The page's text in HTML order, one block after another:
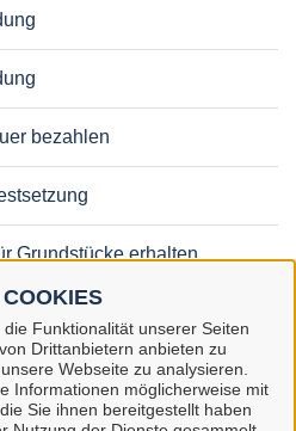
Funktionalität unserer Seiten
Drittanbietern anbieten zu
Webseite zu analysieren.
Informationen möglicherweise mit
Sie ihnen bereitgestellt haben
bezahlen
Grundstücke erhalten